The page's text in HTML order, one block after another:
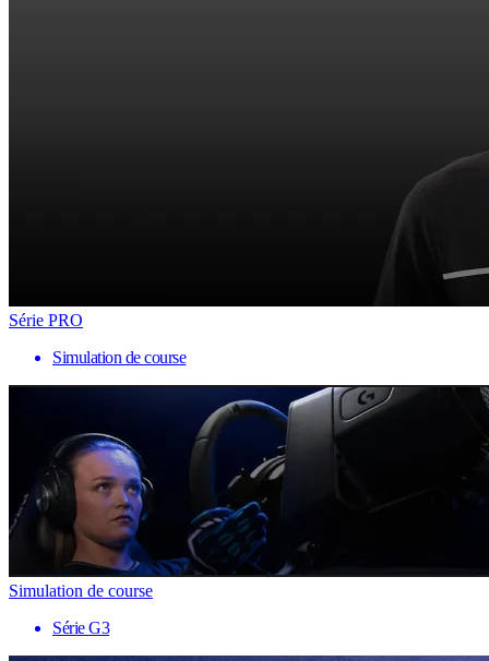
Série PRO
Simulation de course
Simulation de course
Série G3